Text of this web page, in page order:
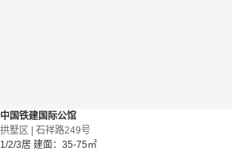
中国铁建国际公馆
拱墅区 | 石祥路249号
1/2/3居 建面：35-75㎡